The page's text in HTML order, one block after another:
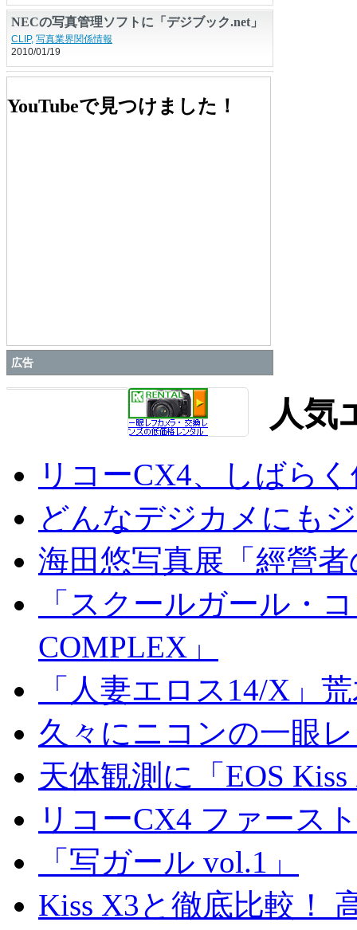
NECの写真管理ソフトに「デジブック.net」
の技術が採用
CLIP, 写真業界関係情報
2010/01/19
キャナー、タブレット専用コロコロ…
CLIP
そのほかの読み物
2012/09/27
YouTubeで見つけました！
広告
人気
リコーCX4、しばら
どんなデジカメにも
海田悠写真展「經營
「スクールガール・
COMPLEX」
「人妻エロス14/X」
久々にニコンの一眼
天体観測に「EOS
リコーCX4 ファース
「写ガール vol.1」
Kiss X3と徹底比較！